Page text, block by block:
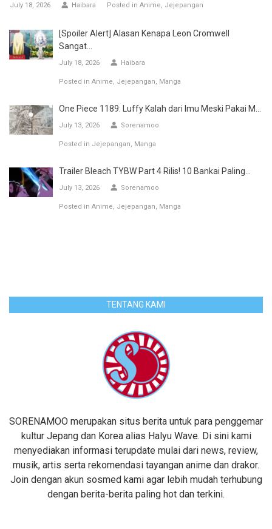
July 18, 2026 Haibara Posted in Anime Jejepangan
[Spoiler Alert] Alasan Kenapa Leon Cromwell
Sangat...
July 18, 2026 Haibara
Posted in Anime Jejepangan Manga
One Piece 1189: Luffy Kalah dari Imu Meski Pakai M...
July 13, 2026 Sorenamoo
Posted in Jejepangan Manga
Trailer Bleach TYBW Part 4 Rilis! 10 Bankai Paling...
July 13, 2026 Sorenamoo
Posted in Anime Jejepangan Manga
TENTANG KAMI
SORENAMOO merupakan situs berita untuk para penggemar
kultur Jepang dan Korea alias Halyu Wave. Di sini kami
menyediakan informasi terupdate mulai dari news, review,
musik, artis serta rekomendasi tayangan anime dan drakor.
Join dengan akun sosmed kami agar lebih mudah terhubung
dengan berita-berita paling hot dan terkini.